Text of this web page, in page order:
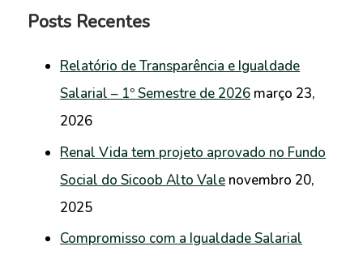
Posts Recentes
Relatório de Transparência e Igualdade
Salarial – 1º Semestre de 2026 março 23,
2026
Renal Vida tem projeto aprovado no Fundo
Social do Sicoob Alto Vale novembro 20,
2025
Compromisso com a Igualdade Salarial